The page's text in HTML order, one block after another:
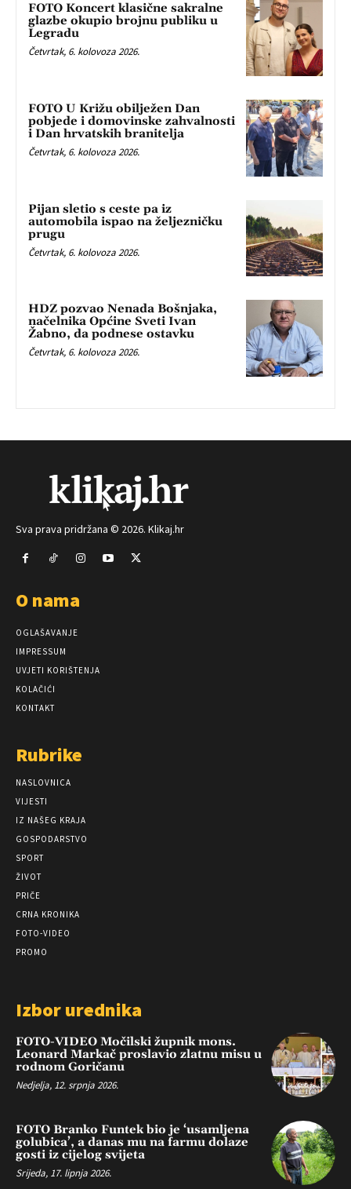
FOTO Koncert klasične sakralne
glazbe okupio brojnu publiku u
Legradu
Četvrtak, 6. kolovoza 2026.
FOTO U Križu obilježen Dan
pobjede i domovinske zahvalnosti
i Dan hrvatskih branitelja
Četvrtak, 6. kolovoza 2026.
Pijan sletio s ceste pa iz
automobila ispao na željezničku
prugu
Četvrtak, 6. kolovoza 2026.
HDZ pozvao Nenada Bošnjaka,
načelnika Općine Sveti Ivan
Žabno, da podnese ostavku
Četvrtak, 6. kolovoza 2026.
Sva prava pridržana © 2026. Klikaj.hr
O nama
OGLAŠAVANJE
IMPRESSUM
UVJETI KORIŠTENJA
KOLAČIĆI
KONTAKT
Rubrike
NASLOVNICA
VIJESTI
IZ NAŠEG KRAJA
GOSPODARSTVO
SPORT
ŽIVOT
PRIČE
CRNA KRONIKA
FOTO-VIDEO
PROMO
Izbor urednika
FOTO-VIDEO Močilski župnik mons.
Leonard Markač proslavio zlatnu misu u
rodnom Goričanu
Nedjelja, 12. srpnja 2026.
FOTO Branko Funtek bio je ‘usamljena
golubica’, a danas mu na farmu dolaze
gosti iz cijelog svijeta
Srijeda, 17. lipnja 2026.